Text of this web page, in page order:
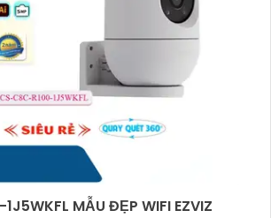
MẪU ĐẸP WIFI EZVIZ